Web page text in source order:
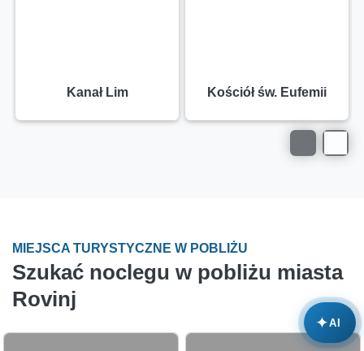
Kanał Lim Kościół św. Eufemii
MIEJSCA TURYSTYCZNE W POBLIŻU
Szukać noclegu w pobliżu miasta
Rovinj
✦AI